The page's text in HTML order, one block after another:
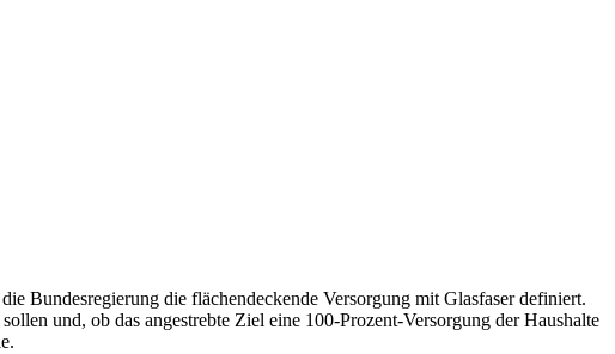
Bundesregierung die flächendeckende Versorgung mit Glasfaser definiert.
und, ob das angestrebte Ziel eine 100-Prozent-Versorgung der Haushalte